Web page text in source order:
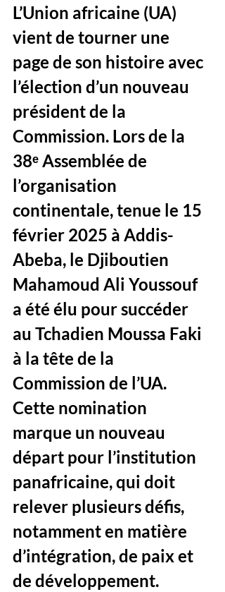
L’Union africaine (UA)
vient de tourner une
page de son histoire avec
l’élection d’un nouveau
président de la
Commission. Lors de la
38ᵉ Assemblée de
l’organisation
continentale, tenue le 15
février 2025 à Addis-
Abeba, le Djiboutien
Mahamoud Ali Youssouf
a été élu pour succéder
au Tchadien Moussa Faki
à la tête de la
Commission de l’UA.
Cette nomination
marque un nouveau
départ pour l’institution
panafricaine, qui doit
relever plusieurs défis,
notamment en matière
d’intégration, de paix et
de développement.